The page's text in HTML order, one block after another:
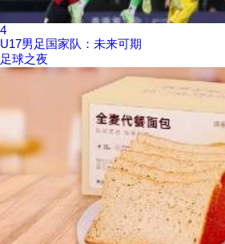
4
U17男足国家队：未来可期
足球之夜